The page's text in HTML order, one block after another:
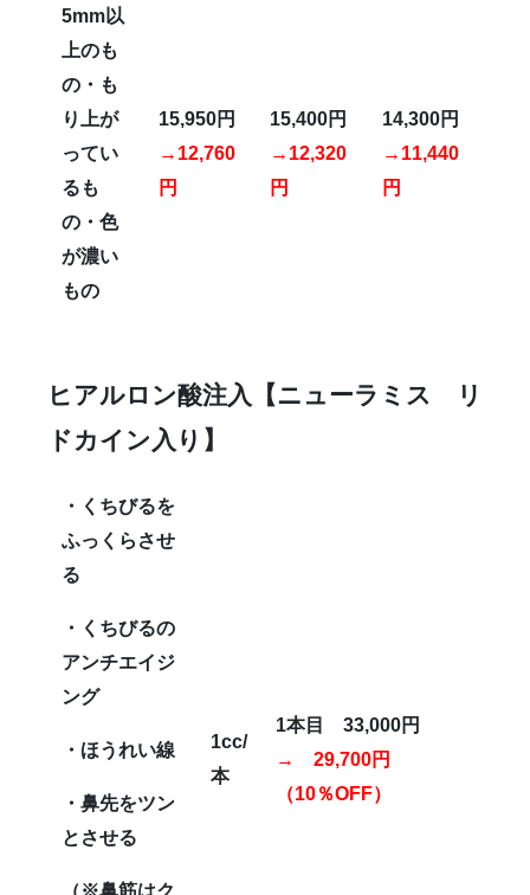
5mm以
上のも
の・も
り上が
ってい
るも
の・色
が濃い
もの
15,950円
→12,760
円
15,400円
→12,320
円
14,300円
→11,440
円
ヒアルロン酸注入
【ニューラミス リ
ドカイン入り】
・くちびるを
ふっくらさせ
る
・くちびるの
アンチエイジ
ング
・ほうれい線
・鼻先をツン
とさせる
（※鼻筋はク
1cc/
本
1本目 33,000円
→ 29,700円
（10％OFF）